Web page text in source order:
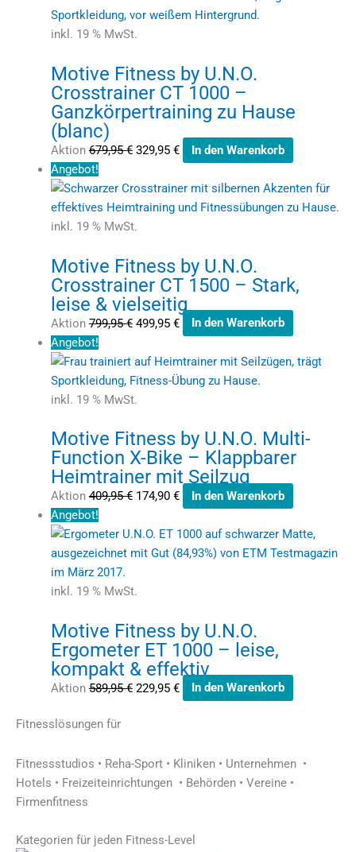
inkl. 19 % MwSt.
Motive Fitness by U.N.O.
Crosstrainer CT 1000 –
Ganzkörpertraining zu Hause
(blanc)
Aktion679,95€ 329,95 €
In den Warenkorb
Angebot!
inkl. 19 % MwSt.
Motive Fitness by U.N.O.
Crosstrainer CT 1500 – Stark,
leise & vielseitig
Aktion799,95€ 499,95 €
In den Warenkorb
Angebot!
inkl. 19 % MwSt.
Motive Fitness by U.N.O. Multi-
Function X-Bike – Klappbarer
Heimtrainer mit Seilzug
Aktion409,95€ 174,90 €
In den Warenkorb
Angebot!
inkl. 19 % MwSt.
Motive Fitness by U.N.O.
Ergometer ET 1000 – leise,
kompakt & effektiv
Aktion589,95€ 229,95 € In den Warenkorb
Fitnesslösungen für
Fitnessstudios • Reha-Sport • Kliniken • Unternehmen •
Hotels • Freizeiteinrichtungen • Behörden • Vereine •
Firmenfitness
Kategorien für jeden Fitness-Level